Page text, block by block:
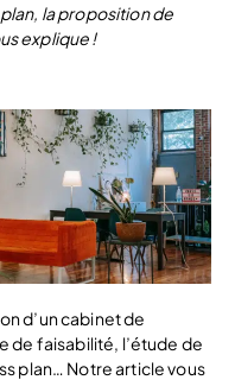
la proposition de
explique !
d’un cabinet de
de faisabilité, l’étude de
plan… Notre article vous